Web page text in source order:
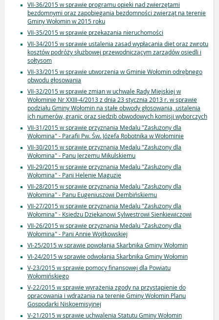
VII-36/2015 w sprawie programu opieki nad zwierzętami
bezdomnymi oraz zapobiegania bezdomności zwierząt na terenie
Gminy Wołomin w 2015 roku
VII-35/2015 w sprawie przekazania nieruchomości
VII-34/2015 w sprawie ustalenia zasad wypłacania diet oraz zwrotu
kosztów podróży służbowej przewodniczącym zarządów osiedli i
sołtysom
VII-33/2015 w sprawie utworzenia w Gminie Wołomin odrębnego
obwodu głosowania
VII-32/2015 w sprawie zmian w uchwale Rady Miejskiej w
Wołominie Nr XXIII-4/2013 z dnia 23 stycznia 2013 r. w sprawie
podziału Gminy Wołomin na stałe obwody głosowania, ustalenia
ich numerów, granic oraz siedzib obwodowych komisji wyborczych
VII-31/2015 w sprawie przyznania Medalu "Zasłużony dla
Wołomina" - Parafii Pw. Św. Józefa Robotnika w Wołominie
VII-30/2015 w sprawie przyznania Medalu "Zasłużony dla
Wołomina" - Panu Jerzemu Mikulskiemu
VII-29/2015 w sprawie przyznania Medalu "Zasłużony dla
Wołomina" - Pani Helenie Maguzie
VII-28/2015 w sprawie przyznania Medalu "Zasłużony dla
Wołomina" - Panu Eugeniuszowi Dembińskiemu
VII-27/2015 w sprawie przyznania Medalu "Zasłużony dla
Wołomina" - Ksiedzu Dziekanowi Sylwestrowi Sienkiewiczowi
VII-26/2015 w sprawie przyznania Medalu "Zasłużony dla
Wołomina" - Pani Annie Wojtkowskiej
VI-25/2015 w sprawie powołania Skarbnika Gminy Wołomin
VI-24/2015 w sprawie odwołania Skarbnika Gminy Wołomin
V-23/2015 w sprawie pomocy finansowej dla Powiatu
Wołomińskiego
V-22/2015 w sprawie wyrażenia zgody na przystąpienie do
opracowania i wdrażania na terenie Gminy Wołomin Planu
Gospodarki Niskoemisyjnej
V-21/2015 w sprawie uchwalenia Statutu Gminy Wołomin